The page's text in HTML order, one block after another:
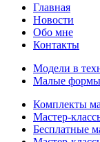
Главная
Новости
Обо мне
Контакты
Модели в
Малые формы
Комплекты
Мастер-
Бесплатные